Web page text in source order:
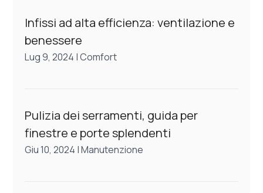
Infissi ad alta efficienza: ventilazione e
benessere
Lug 9, 2024 |Comfort
Pulizia dei serramenti, guida per
finestre e porte splendenti
Giu 10, 2024 |Manutenzione